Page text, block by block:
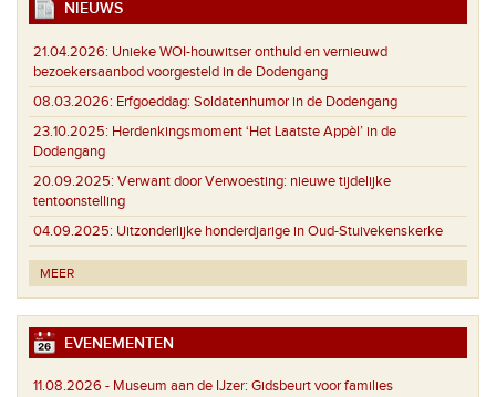
NIEUWS
21.04.2026: Unieke WOI-houwitser onthuld en vernieuwd
bezoekersaanbod voorgesteld in de Dodengang
08.03.2026: Erfgoeddag: Soldatenhumor in de Dodengang
23.10.2025: Herdenkingsmoment ‘Het Laatste Appèl’ in de
Dodengang
20.09.2025: Verwant door Verwoesting: nieuwe tijdelijke
tentoonstelling
04.09.2025: Uitzonderlijke honderdjarige in Oud-Stuivekenskerke
MEER
EVENEMENTEN
11.08.2026 - Museum aan de IJzer: Gidsbeurt voor families